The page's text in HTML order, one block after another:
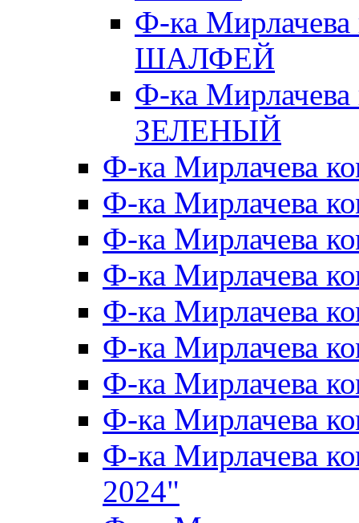
Ф-ка
ШАЛФЕЙ
Ф-ка
ЗЕЛЕНЫЙ
Ф-ка Мирлачева
Ф-ка Мирлачева
Ф-ка Мирлачева
Ф-ка Мирлачева
Ф-ка Мирлачева
Ф-ка Мирлачева
Ф-ка Мирлачева
Ф-ка Мирлачева
Ф-ка Мирлачева
2024"